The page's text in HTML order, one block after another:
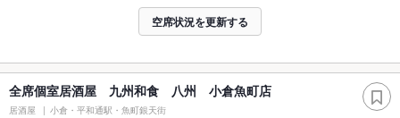
空席状況を更新する
全席個室居酒屋 九州和食 八州 小倉魚町店
居酒屋 小倉・平和通駅・魚町銀天街